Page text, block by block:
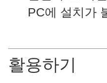
PC에 설치가
활용하기